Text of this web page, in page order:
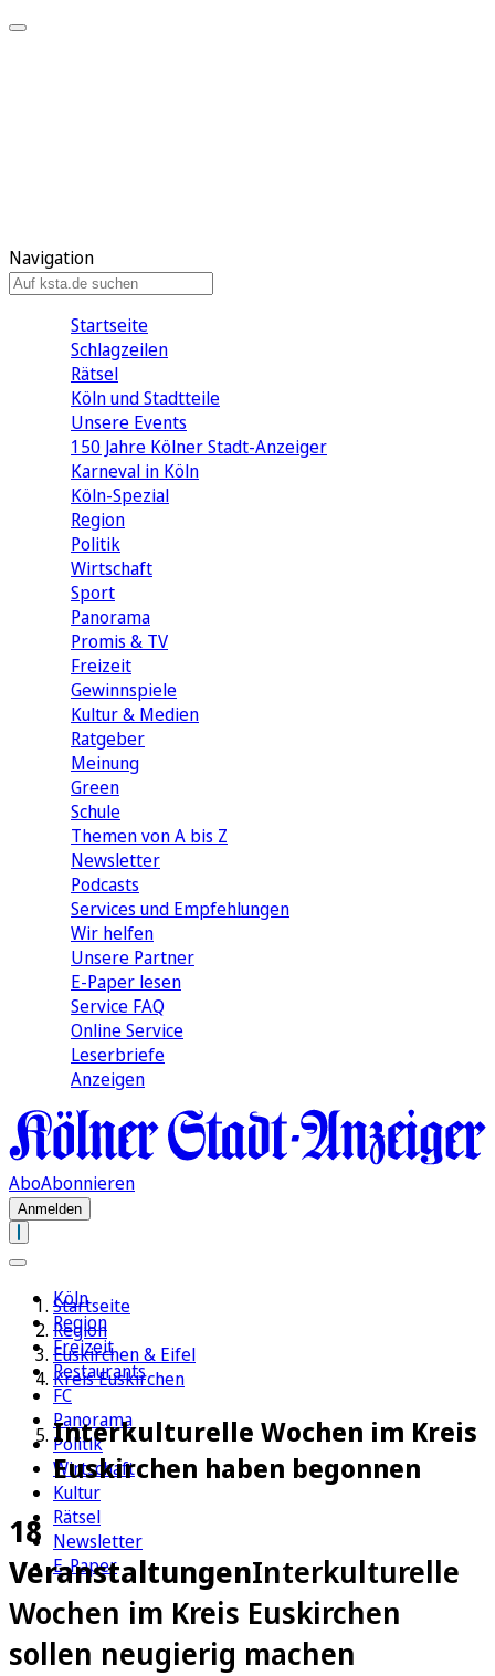
Navigation
Startseite
Schlagzeilen
Rätsel
Köln und Stadtteile
Unsere Events
150 Jahre Kölner Stadt-Anzeiger
Karneval in Köln
Köln-Spezial
Region
Politik
Wirtschaft
Sport
Panorama
Promis & TV
Freizeit
Gewinnspiele
Kultur & Medien
Ratgeber
Meinung
Green
Schule
Themen von A bis Z
Newsletter
Podcasts
Services und Empfehlungen
Wir helfen
Unsere Partner
E-Paper lesen
Service FAQ
Online Service
Leserbriefe
Anzeigen
AboAbonnieren
Anmelden
Köln
Region
Freizeit
Restaurants
FC
Panorama
Politik
Wirtschaft
Kultur
Rätsel
Newsletter
E-Paper
Startseite
Region
Euskirchen & Eifel
Kreis Euskirchen
Interkulturelle Wochen im Kreis
Euskirchen haben begonnen
18
VeranstaltungenInterkulturelle
Wochen im Kreis Euskirchen
sollen neugierig machen